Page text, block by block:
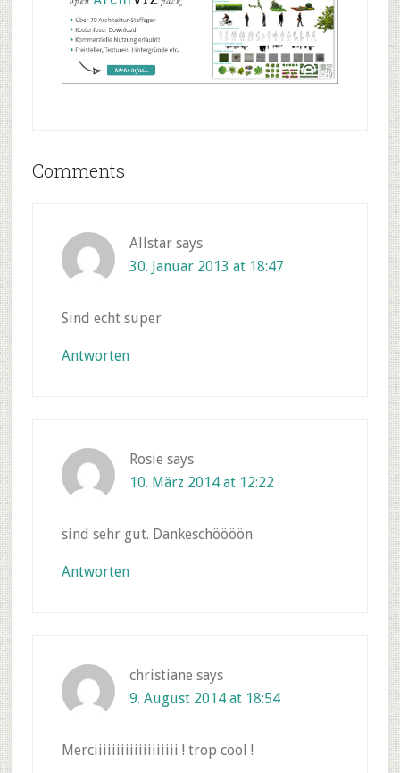
Reader
Comments
Allstar says
30. Januar 2013 at 18:47
Sind echt super
Antworten
Rosie says
10. März 2014 at 12:22
sind sehr gut. Dankeschöööön
Antworten
christiane says
9. August 2014 at 18:54
Merciiiiiiiiiiiiiiiiiii ! trop cool !